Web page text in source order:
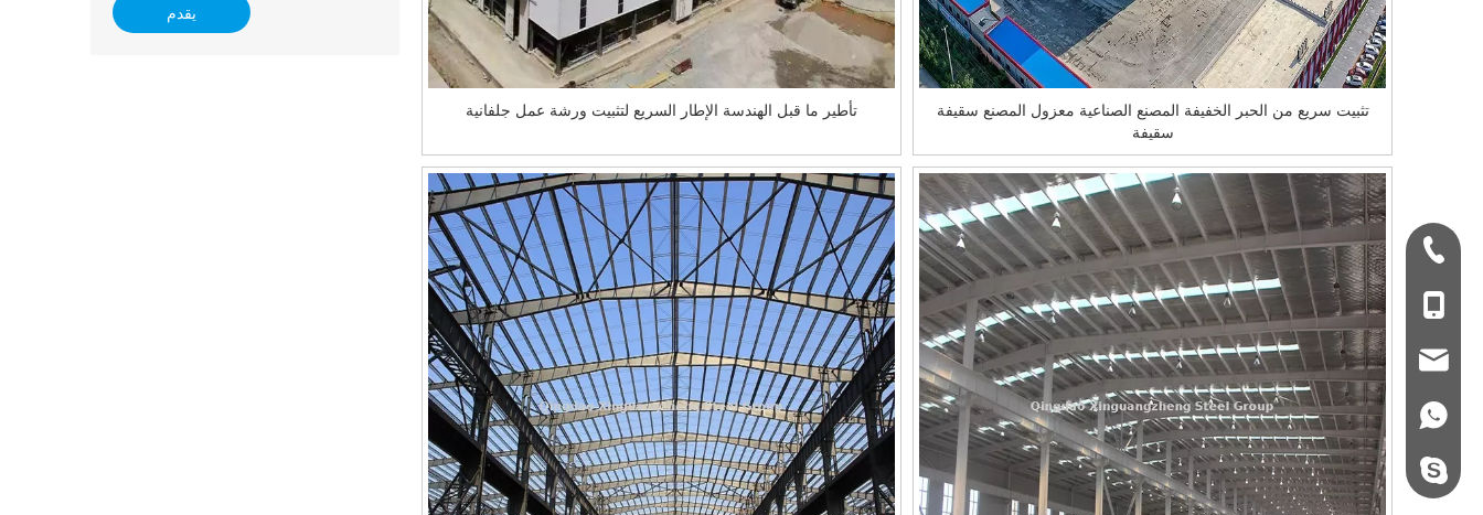
يقدم
تثبيت سريع من الحبر الخفيفة المصنع الصناعية معزول المصنع سقيفة
سقيفة
تأطير ما قبل الهندسة الإطار السريع لتثبيت ورشة عمل جلفانية
+ 86-532-
+86 -
+86 -